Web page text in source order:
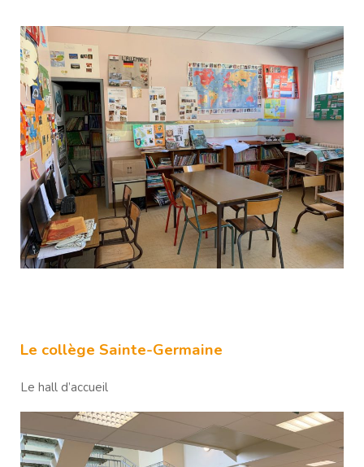
Le collège Sainte-Germaine
Le hall d’accueil